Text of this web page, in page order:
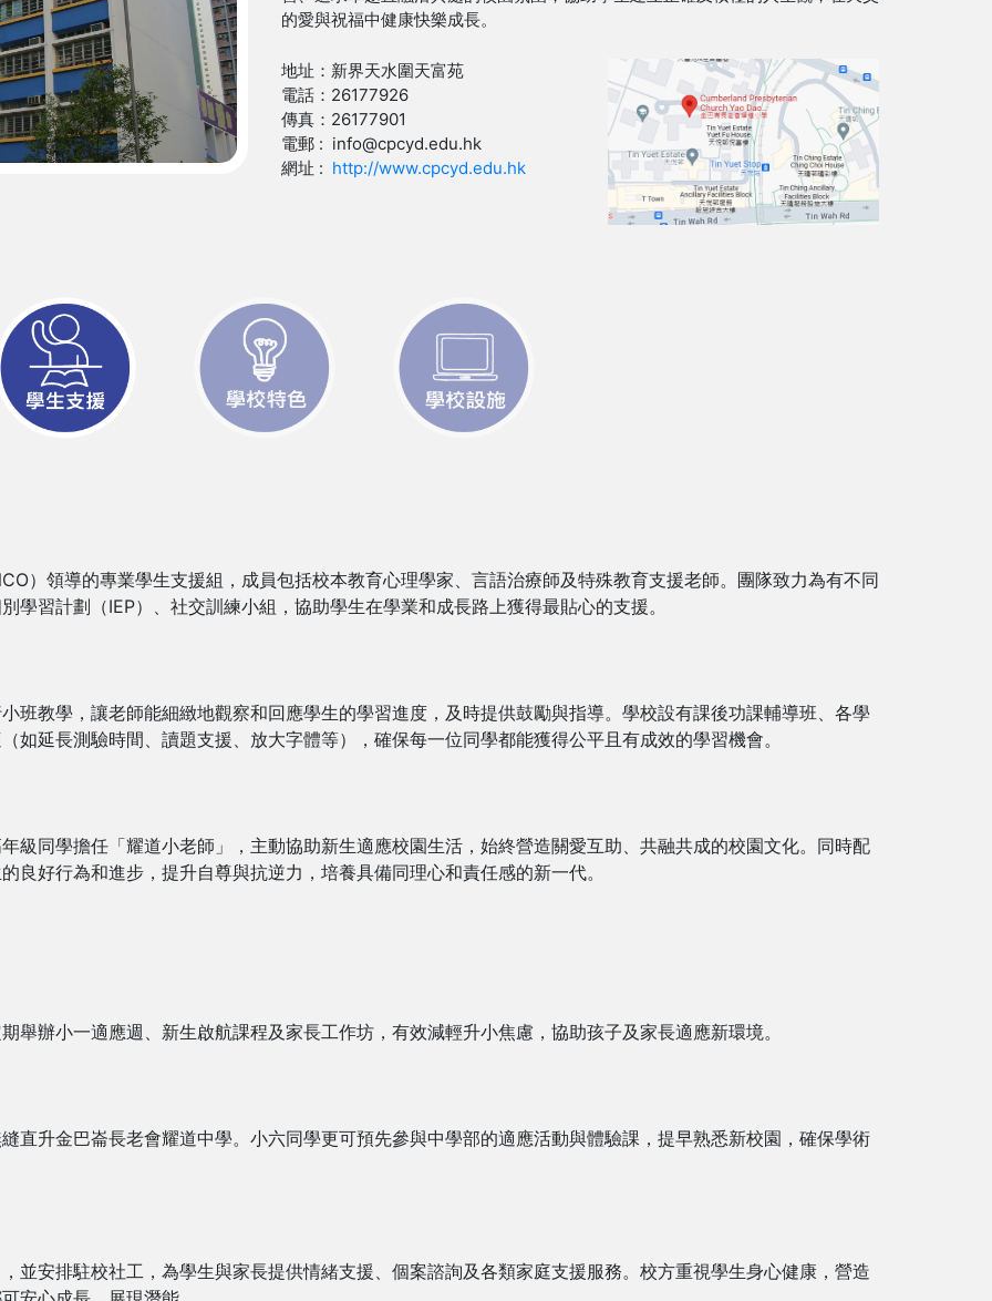
的愛與祝福中健康快樂成長。
地址：新界天水圍天富苑
電話：26177926
傳真：26177901
電郵 : info@cpcyd.edu.hk
網址 : http://www.cpcyd.edu.hk
）領導的專業學生支援組，成員包括校本教育心理學家、言語治療師及特殊教育支援老師。團隊致力為有不同
學習計劃（IEP）、社交訓練小組，協助學生在學業和成長路上獲得最貼心的支援。
班教學，讓老師能細緻地觀察和回應學生的學習進度，及時提供鼓勵與指導。學校設有課後功課輔導班、各學
如延長測驗時間、讀題支援、放大字體等），確保每一位同學都能獲得公平且有成效的學習機會。
級同學擔任「耀道小老師」，主動協助新生適應校園生活，始終營造關愛互助、共融共成的校園文化。同時配
良好行為和進步，提升自尊與抗逆力，培養具備同理心和責任感的新一代。
舉辦小一適應週、新生啟航課程及家長工作坊，有效減輕升小焦慮，協助孩子及家長適應新環境。
直升金巴崙長老會耀道中學。小六同學更可預先參與中學部的適應活動與體驗課，提早熟悉新校園，確保學術
並安排駐校社工，為學生與家長提供情緒支援、個案諮詢及各類家庭支援服務。校方重視學生身心健康，營造